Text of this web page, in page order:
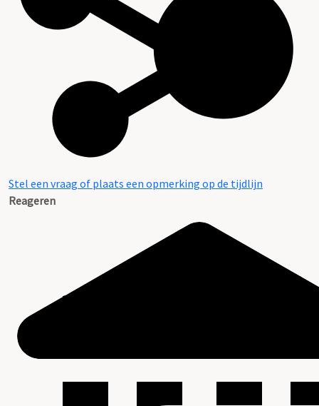
Stel een vraag of plaats een opmerking op de tijdlijn
Reageren